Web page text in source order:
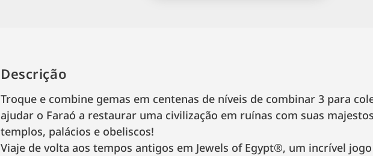
Descrição
Troque e combine gemas em centenas de níveis de combinar 3 para
ajudar o Faraó a restaurar uma civilização em ruínas com suas
templos, palácios e obeliscos!
Viaje de volta aos tempos antigos em Jewels of Egypt®, um incrível